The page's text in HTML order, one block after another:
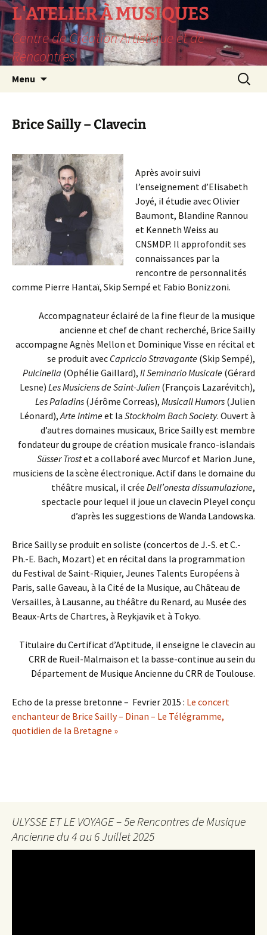
L'ATELIER À MUSIQUES
Centre de Création Artistique et de
Rencontres
Menu
Brice Sailly – Clavecin
Après avoir suivi
l’enseignement d’Elisabeth
Joyé, il étudie avec Olivier
Baumont, Blandine Rannou
et Kenneth Weiss au
CNSMDP. Il approfondit ses
connaissances par la
rencontre de personnalités
comme Pierre Hantaï, Skip Sempé et Fabio Bonizzoni.
Accompagnateur éclairé de la fine fleur de la musique
ancienne et chef de chant recherché, Brice Sailly
accompagne Agnès Mellon et Dominique Visse en récital et
se produit avec Capriccio Stravagante (Skip Sempé),
Pulcinella (Ophélie Gaillard), Il Seminario Musicale (Gérard
Lesne) Les Musiciens de Saint-Julien (François Lazarévitch),
Les Paladins (Jérôme Correas), Musicall Humors (Julien
Léonard),Arte Intimeet la Stockholm Bach Society. Ouvert à
d’autres domaines musicaux, Brice Sailly est membre
fondateur du groupe de création musicale franco-islandais
Süsser Trostet a collaboré avec Murcof et Marion June,
musiciens de la scène électronique. Actif dans le domaine du
théâtre musical, il crée Dell’onesta dissumulazione,
spectacle pour lequel il joue un clavecin Pleyel conçu
d’après les suggestions de Wanda Landowska.
Brice Sailly se produit en soliste (concertos de J.-S. et C.-
Ph.-E. Bach, Mozart) et en récital dans la programmation
du Festival de Saint-Riquier, Jeunes Talents Européens à
Paris, salle Gaveau, à la Cité de la Musique, au Château de
Versailles, à Lausanne, au théâtre du Renard, au Musée des
Beaux-Arts de Chartres, à Reykjavik et à Tokyo.
Titulaire du Certificat d’Aptitude, il enseigne le clavecin au
CRR de Rueil-Malmaison et la basse-continue au sein du
Département de Musique Ancienne du CRR de Toulouse.
Echo de la presse bretonne – Fevrier 2015 : Le concert
enchanteur de Brice Sailly – Dinan – Le Télégramme,
quotidien de la Bretagne »
ULYSSE ET LE VOYAGE – 5e Rencontres de Musique
Ancienne du 4 au 6 Juillet 2025